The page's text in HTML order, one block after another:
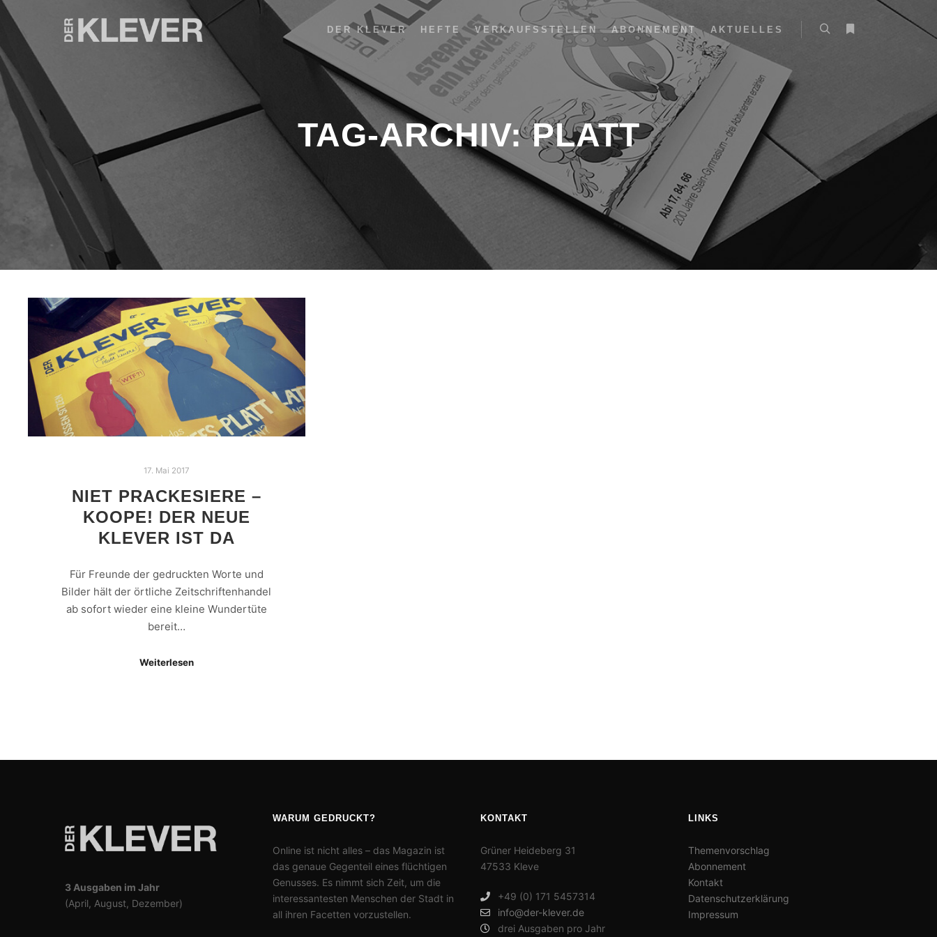
DER KLEVER HEFTE VERKAUFSSTELLEN ABONNEMENT AKTUELLES
TAG-ARCHIV:PLATT
17. Mai 2017
NIET PRACKESIERE –
KOOPE! DER NEUE
KLEVER IST DA
Für Freunde der gedruckten Worte und
Bilder hält der örtliche Zeitschriftenhandel
ab sofort wieder eine kleine Wundertüte
bereit…
Weiterlesen
3 Ausgaben im Jahr
(April, August, Dezember)
WARUM GEDRUCKT?
Online ist nicht alles – das Magazin ist
das genaue Gegenteil eines flüchtigen
Genusses. Es nimmt sich Zeit, um die
interessantesten Menschen der Stadt in
all ihren Facetten vorzustellen.
KONTAKT
Grüner Heideberg 31
47533 Kleve
+49 (0) 171 5457314
info@der-klever.de
drei Ausgaben pro Jahr
LINKS
Themenvorschlag
Abonnement
Kontakt
Datenschutzerklärung
Impressum